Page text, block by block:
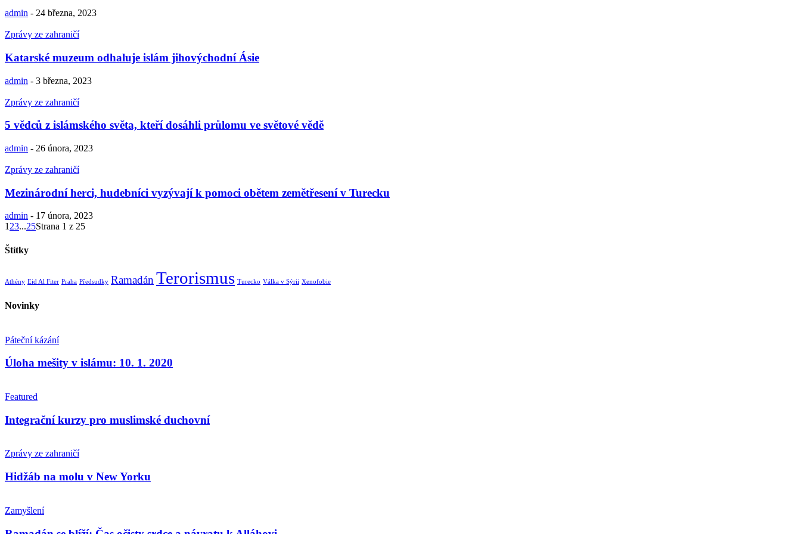
admin - 24 března, 2023
Zprávy ze zahraničí
Katarské muzeum odhaluje islám jihovýchodní Ásie
admin - 3 března, 2023
Zprávy ze zahraničí
5 vědců z islámského světa, kteří dosáhli průlomu ve světové vědě
admin - 26 února, 2023
Zprávy ze zahraničí
Mezinárodní herci, hudebníci vyzývají k pomoci obětem zemětřesení v Turecku
admin - 17 února, 2023
123...25Strana 1 z 25
Štítky
Athény Eid Al Fiter Praha Předsudky Ramadán Terorismus Turecko Válka v Sýrii Xenofobie
Novinky
Páteční kázání
Úloha mešity v islámu: 10. 1. 2020
Featured
Integrační kurzy pro muslimské duchovní
Zprávy ze zahraničí
Hidžáb na molu v New Yorku
Zamyšlení